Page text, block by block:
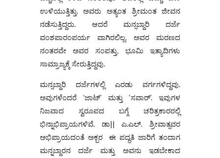
ಉಳಿಯುತ್ತಿತ್ತು. ಅವರು ಅತ್ಯಂತ ಶ್ರೀಮಂತ ಜೀವನ
ನಡೆಸುತ್ತಿದ್ದರು. ಆದರೆ ಮನ್ಸಬ್ದಾರಿ ದರ್ಜೆ
ವಂಶಪಾರಂಪರ್ಯ ವಾಗಿರಲಿಲ್ಲ. ಅವರ ಮರಣದ
ನಂತರವೇ ಅವರ ಸಂಪತ್ತು, ಭೂಮಿ ಇತ್ಯಾದಿಗಳು
ಸಾಮ್ರಾಜ್ಯಕ್ಕೆ ಸೇರುತ್ತಿದ್ದವು.
ಮನ್ಸಬ್ದಾರಿ ದರ್ಜೆಗಳಲ್ಲಿ ಎರಡು ವರ್ಗಗಳಿದ್ದವು.
ಅವುಗಳೆಂದರೆ ʻಜಾಟ್’ ಮತ್ತು ‘ಸವಾರ್’. ಇವುಗಳ
ನಿಜವಾದ ಸ್ವರೂಪದ ಬಗ್ಗೆ ಚರಿತ್ರಕಾರರಲ್ಲಿ
ಭಿನ್ನಾಭಿಪ್ರಾಯಗಳಿವೆ. ಡಾ|| ಎ.ಎಲ್. ಶ್ರೀವಾತ್ಸವರ
ಅಭಿಪ್ರಾಯದಂತೆ ಅಕ್ಬರ ಈ ಪದ್ಧತಿ ಜಾರಿಗೆ ತಂದಾಗ
ಮನ್ನಬ್ದಾರನ ದರ್ಜೆ ಮತ್ತು ಅವನು ಇಡಬೇಕಾದ